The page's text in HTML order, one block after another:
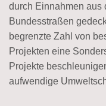
durch Einnahmen aus
Bundesstraßen
begrenzte Zahl von
Projekten eine
Projekte
aufwendige